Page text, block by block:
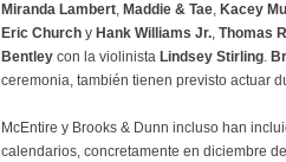
Miranda Lambert, Maddie & Tae, Kacey
Eric Church y Hank Williams Jr., Thomas
Bentley con la violinista Lindsey Stirling.
ceremonia, también tienen previsto actuar
McEntire y Brooks & Dunn incluso han
calendarios, concretamente en diciembre